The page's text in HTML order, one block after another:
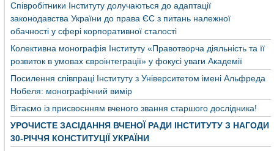
Співробітники Інституту долучаються до адаптації
законодавства України до права ЄС з питань належної
обачності у сфері корпоративної сталості
Колективна монографія Інституту «Правотворча діяльність та її
розвиток в умовах євроінтеграції» у фокусі уваги Академії
Посилення співпраці Інституту з Університетом імені Альфреда
Нобеля: монографічний вимір
Вітаємо із присвоєнням вченого звання старшого дослідника!
УРОЧИСТЕ ЗАСІДАННЯ ВЧЕНОЇ РАДИ ІНСТИТУТУ З НАГОДИ
30-РІЧЧЯ КОНСТИТУЦІЇ УКРАЇНИ